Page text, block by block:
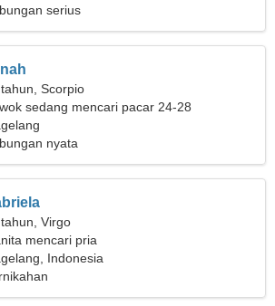
serius
Scorpio
sedang mencari pacar 24-28
nyata
Virgo
mencari pria
Indonesia